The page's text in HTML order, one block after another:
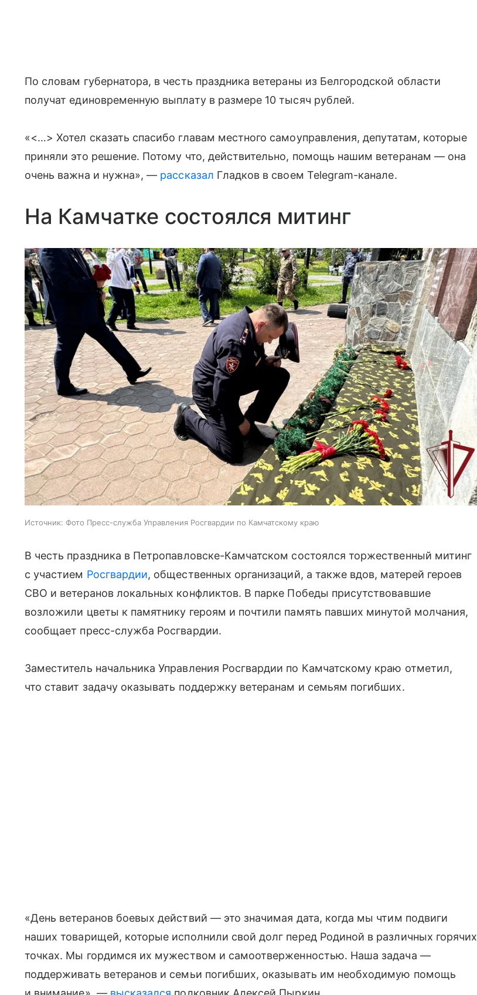
По словам губернатора, в честь праздника ветераны из Белгородской области
получат единовременную выплату в размере 10 тысяч рублей.
«<…> Хотел сказать спасибо главам местного самоуправления, депутатам, которые
приняли это решение. Потому что, действительно, помощь нашим ветеранам — она
очень важна и нужна», — рассказал Гладков в своем Telegram-канале.
На Камчатке состоялся митинг
Источник: Фото Пресс-служба Управления Росгвардии по Камчатскому краю
В честь праздника в Петропавловске-Камчатском состоялся торжественный митинг
с участием Росгвардии, общественных организаций, а также вдов, матерей героев
СВО и ветеранов локальных конфликтов. В парке Победы присутствовавшие
возложили цветы к памятнику героям и почтили память павших минутой молчания,
сообщает пресс-служба Росгвардии.
Заместитель начальника Управления Росгвардии по Камчатскому краю отметил,
что ставит задачу оказывать поддержку ветеранам и семьям погибших.
«День ветеранов боевых действий — это значимая дата, когда мы чтим подвиги
наших товарищей, которые исполнили свой долг перед Родиной в различных горячих
точках. Мы гордимся их мужеством и самоотверженностью. Наша задача —
поддерживать ветеранов и семьи погибших, оказывать им необходимую помощь